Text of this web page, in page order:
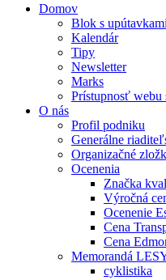
Domov
Blok s upútavkami
Kalendár
Tipy
Newsletter
Marks
Prístupnosť webu
O nás
Profil podniku
Generálne
Organizačné
Ocenenia
Značka
Výročná
Ocenenie
Cena
Cena
Memorandá
cyklistika